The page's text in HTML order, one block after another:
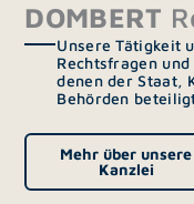
DOMBERT
Unsere Tätigkeit
Rechtsfragen
denen der Staat,
Behörden
Mehr über unsere
Kanzlei